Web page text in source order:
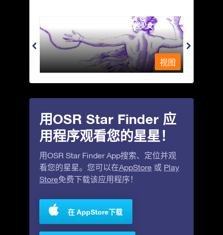
Andromeda - 被铁链锁着的少女
视图
用OSR Star Finder 应
用程序观看您的星星！
用OSR Star Finder App搜索、定位并观
看您的星星。您可以在AppStore 或 Play
Store免费下载该应用程序！
在 AppStore下载